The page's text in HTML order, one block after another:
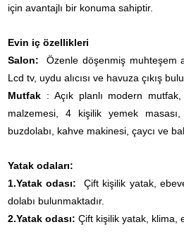
için avantajlı bir konuma sahiptir.
Evin iç özellikleri
Salon: Özenle döşenmiş muhteşem
Lcd tv, uydu alıcısı ve havuza çıkış
Mutfak : Açık planlı modern
malzemesi,4 kişilik yemek masası,
buzdolabı, kahve makinesi, çaycı ve
Yatak odaları:
1.Yatak odası:
Çift kişilik yatak,
dolabı bulunmaktadır.
2.Yatak odası: Çift kişilik yatak, klima,